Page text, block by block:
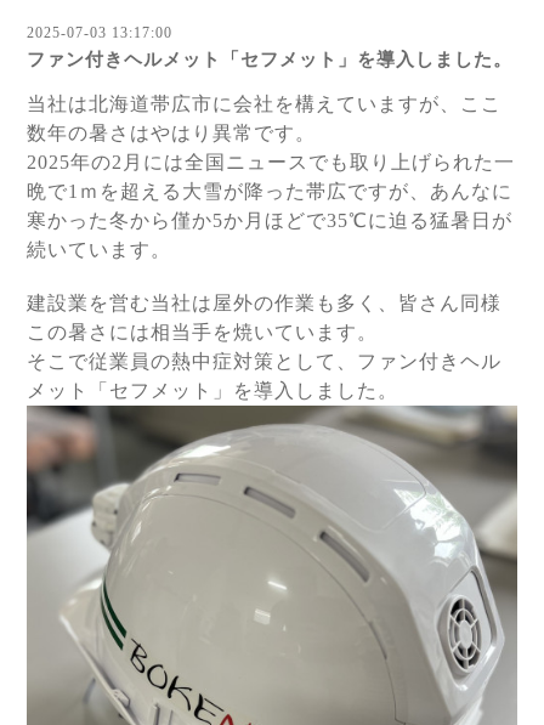
2025-07-03 13:17:00
ファン付きヘルメット「セフメット」を導入しました。
当社は北海道帯広市に会社を構えていますが、ここ
数年の暑さはやはり異常です。
2025年の2月には全国ニュースでも取り上げられた一
晩で1ｍを超える大雪が降った帯広ですが、あんなに
寒かった冬から僅か5か月ほどで35℃に迫る猛暑日が
続いています。
建設業を営む当社は屋外の作業も多く、皆さん同様
この暑さには相当手を焼いています。
そこで従業員の熱中症対策として、ファン付きヘル
メット「セフメット」を導入しました。